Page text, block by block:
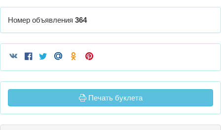
Номер объявления 364
Печать буклета